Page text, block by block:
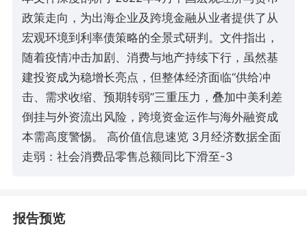
政策走向，为出海企业及跨境金融从业者提供了从
宏观环境到利率债策略的全景式研判。文件指出，
随着疫情冲击加剧、消费与地产持续下行，虽然基
建投资成为稳增长亮点，但整体经济面临“供给冲
击、需求收缩、预期转弱”三重压力，叠加中美利差
倒挂与外资流出风险，跨境资金运作与海外融资成
本需高度警惕。 高价值信息速览 3月经济数据全面
走弱：社会消费品零售总额同比下滑至-3
报告预览